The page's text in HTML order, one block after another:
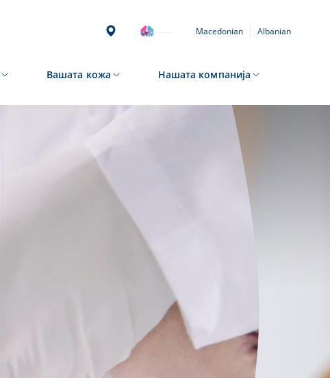
Macedonian Albanian
Вашата кожа Нашата компанија